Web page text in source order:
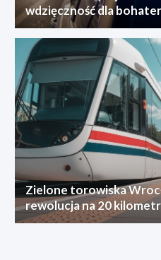
wdzięczność dla
Zielone torowiska
rewolucja na 20